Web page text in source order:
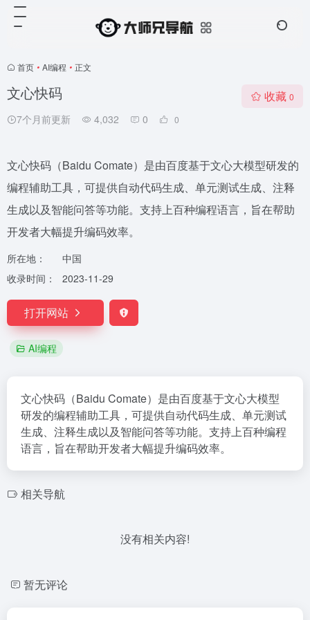
首页 • AI编程 • 正文
文心快码
7个月前更新 4,032 0 0
收藏 0
文心快码（Baidu Comate）是由百度基于文心大模型研发的
编程辅助工具，可提供自动代码生成、单元测试生成、注释
生成以及智能问答等功能。支持上百种编程语言，旨在帮助
开发者大幅提升编码效率。
所在地：
中国
收录时间：
2023-11-29
打开网站
AI编程
文心快码（Baidu Comate）是由百度基于文心大模型
研发的编程辅助工具，可提供自动代码生成、单元测试
生成、注释生成以及智能问答等功能。支持上百种编程
语言，旨在帮助开发者大幅提升编码效率。
相关导航
没有相关内容!
暂无评论